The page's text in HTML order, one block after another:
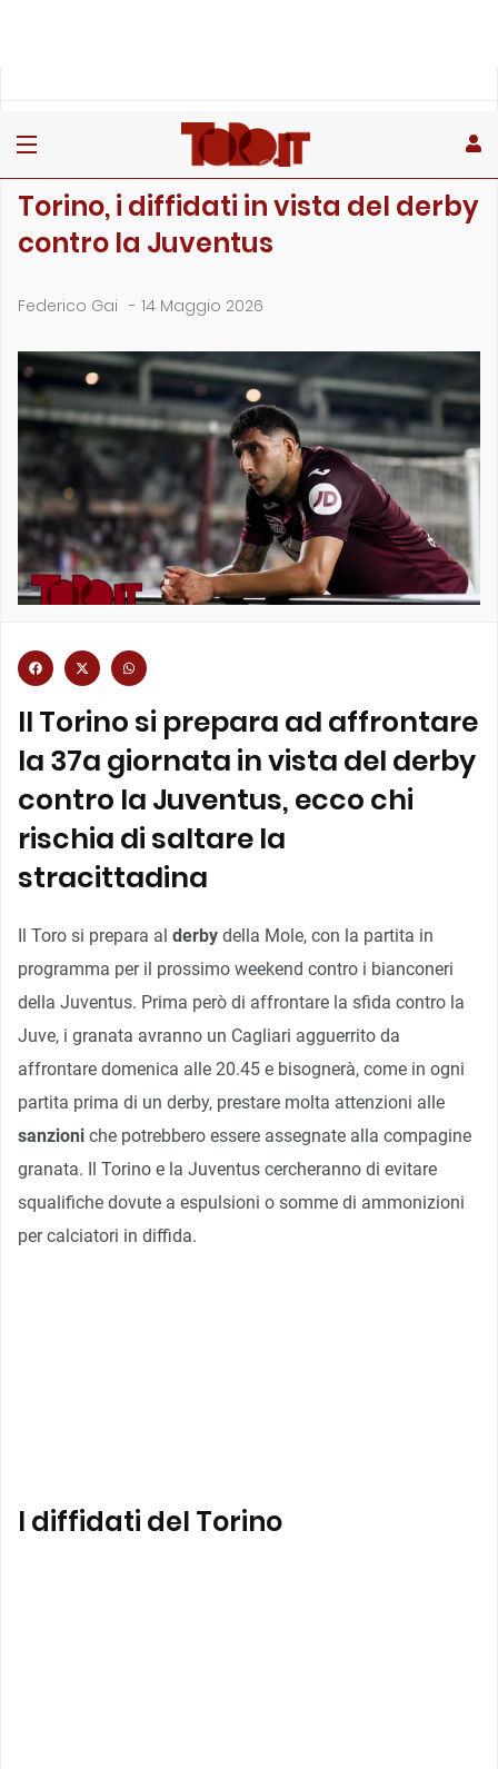
Torino, i diffidati in vista del derby
contro la Juventus
Federico Gai - 14 Maggio 2026
Il Torino si prepara ad affrontare
la 37a giornata in vista del derby
contro la Juventus, ecco chi
rischia di saltare la
stracittadina
Il Toro si prepara al derby della Mole, con la partita in
programma per il prossimo weekend contro i bianconeri
della Juventus. Prima però di affrontare la sfida contro la
Juve, i granata avranno un Cagliari agguerrito da
affrontare domenica alle 20.45 e bisognerà, come in ogni
partita prima di un derby, prestare molta attenzioni alle
sanzioni che potrebbero essere assegnate alla compagine
granata. Il Torino e la Juventus cercheranno di evitare
squalifiche dovute a espulsioni o somme di ammonizioni
per calciatori in diffida.
I diffidati del Torino